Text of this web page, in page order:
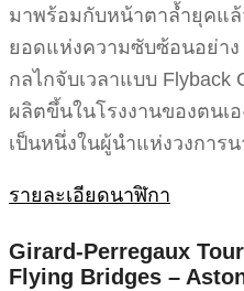
มาพร้อมกับหน้าตาล้ำยุคแ
ยอดแห่งความซับซ้อนอย่าง
กลไกจับเวลาแบบ Flyback
ผลิตขึ้นในโรงงานของตนเ
เป็นหนึ่งในผู้นำแห่งวงการ
รายละเอียดนาฬิกา
Girard-Perregaux
Flying Bridges –